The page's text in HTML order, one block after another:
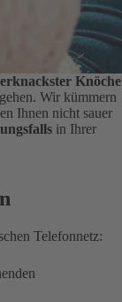
Wir kümmern
Ihnen nicht sauer
in Ihrer
Telefonnetz: